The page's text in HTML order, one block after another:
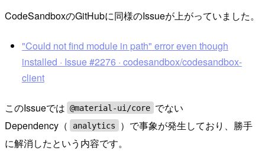
CodeSandboxのGitHubに同様のIssueが上がっていました。
"Could not find module in path" error even though
installed · Issue #2276 · codesandbox/codesandbox-
client
このIssueでは @material-ui/core でない
Dependency（
analytics
）で事象が発生しており、勝手
に解消したという内容です。